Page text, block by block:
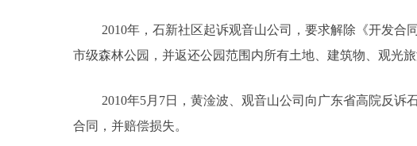
2010年，石新社区起诉观音山公司，要求解除《开发合
市级森林公园，并返还公园范围内所有土地、建筑物、观光旅
2010年5月7日，黄淦波、观音山公司向广东省高院反
合同，并赔偿损失。